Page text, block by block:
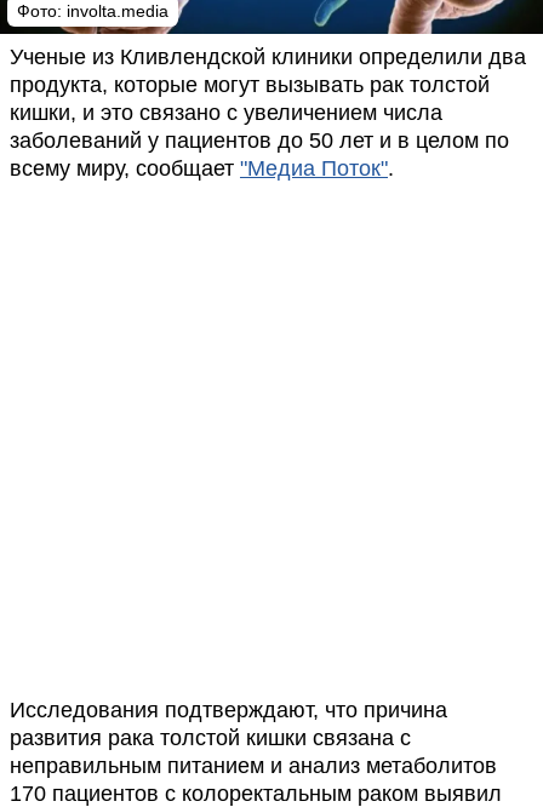
Фото: involta.media
Ученые из Кливлендской клиники определили два
продукта, которые могут вызывать рак толстой
кишки, и это связано с увеличением числа
заболеваний у пациентов до 50 лет и в целом по
всему миру, сообщает "Медиа Поток".
Исследования подтверждают, что причина
развития рака толстой кишки связана с
неправильным питанием и анализ метаболитов
170 пациентов с колоректальным раком выявил